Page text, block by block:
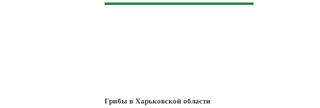
Грибы в Харьковской области